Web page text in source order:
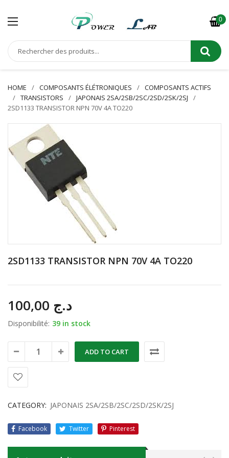
0
HOME COMPOSANTS ÉLÉTRONIQUES
COMPOSANTS ACTIFS
TRANSISTORS
JAPONAIS 2SA/2SB/2SC/2SD/2SK/2SJ
2SD1133 TRANSISTOR NPN 70V 4A TO220
2SD1133 TRANSISTOR NPN 70V 4A TO220
د.ج
Disponibilité: 39 in stock
ADD TO CART
CATEGORY: JAPONAIS 2SA/2SB/2SC/2SD/2SK/2SJ
Facebook Twitter Pinterest